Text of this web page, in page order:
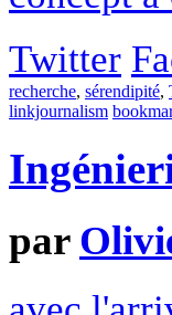
Twitter
recherche, sérendipité,
linkjournalism
par